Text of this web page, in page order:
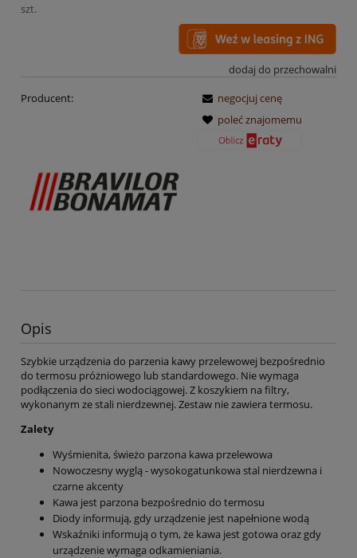
szt.
dodaj do przechowalni
Producent:
negocjuj cenę
poleć znajomemu
Opis
Szybkie urządzenia do parzenia kawy przelewowej bezpośrednio
do termosu próżniowego lub standardowego. Nie wymaga
podłączenia do sieci wodociągowej. Z koszykiem na filtry,
wykonanym ze stali nierdzewnej. Zestaw nie zawiera termosu.
Zalety
Wyśmienita, świeżo parzona kawa przelewowa
Nowoczesny wyglą - wysokogatunkowa stal nierdzewna i
czarne akcenty
Kawa jest parzona bezpośrednio do termosu
Diody informują, gdy urządzenie jest napełnione wodą
Wskaźniki informują o tym, że kawa jest gotowa oraz gdy
urządzenie wymaga odkamieniania.